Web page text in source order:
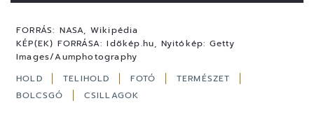
FORRÁS: NASA, Wikipédia
KÉP(EK) FORRÁSA: Időkép.hu, Nyitókép: Getty
Images/Aumphotography
HOLD
TELIHOLD FOTÓ
TERMÉSZET
BOLCSGÓ
CSILLAGOK